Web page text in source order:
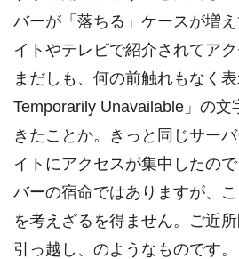
バーが「落ちる」ケースが増
イトやテレビで紹介されてア
まだしも、何の前触れもなく
Temporarily Unavailable」の文
きたことか。きっと同じサー
イトにアクセスが集中したの
バーの宿命ではありますが、
を考えざるを得ません。ご近
引っ越し、のようなものです。